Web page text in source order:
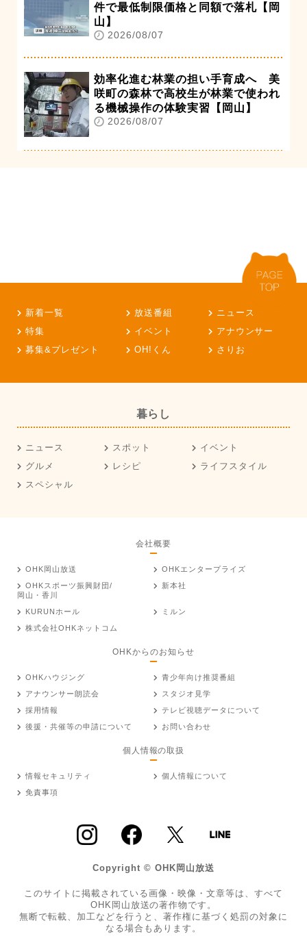
件で最低制限価格と同額で落札【岡
山】
2026/08/07
効率化進む林業の担い手育成へ 美
咲町の森林で高校生が林業で使われ
る機械操作の体験実習【岡山】
2026/08/07
新着一覧 放送番組
ニュース
特集
イベント
アナウンサー
募集&プレゼント
OH!くん さりお
暮らし
ニュース スポット
イベント
グルメ
レシピ
ライフスタイル
スペシャル
会社概要
OHK岡山放送
OHKエンタープライズ
OHKスポーツ振興財団/
岡山・香川
新本社
KURUNホール
ミルン
株式会社OHKネットコム
OHKからのお知らせ
OHKハウジング
青少年向け推奨番組
アナウンサー朗読会
スタジオ見学
採用情報
テレビ視聴データについて
後援・共催等の申請について
お問い合わせ
個人情報の取扱
情報セキュリティ
個人情報について
免責事項
Copyright © OHK岡山放送
このサイトに掲載されている画像・映像・文章等は、すべて
OHK岡山放送の著作物です。
無断で転載、加工などを行うと、著作権に基づく処罰の対象に
なる場合もあります。